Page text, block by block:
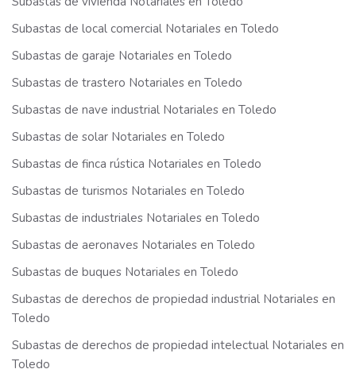
Subastas de local comercial Notariales en Toledo
Subastas de garaje Notariales en Toledo
Subastas de trastero Notariales en Toledo
Subastas de nave industrial Notariales en Toledo
Subastas de solar Notariales en Toledo
Subastas de finca rústica Notariales en Toledo
Subastas de turismos Notariales en Toledo
Subastas de industriales Notariales en Toledo
Subastas de aeronaves Notariales en Toledo
Subastas de buques Notariales en Toledo
Subastas de derechos de propiedad industrial Notariales en
Toledo
Subastas de derechos de propiedad intelectual Notariales en
Toledo